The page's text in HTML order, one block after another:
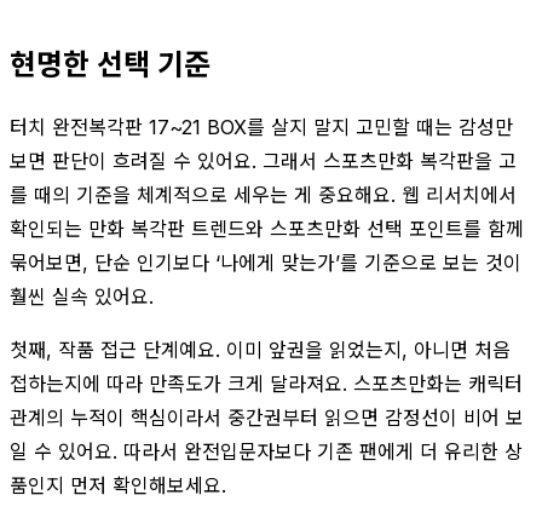
현명한 선택 기준
터치 완전복각판 17~21 BOX를 살지 말지 고민할 때는 감성만
보면 판단이 흐려질 수 있어요. 그래서 스포츠만화 복각판을 고
를 때의 기준을 체계적으로 세우는 게 중요해요. 웹 리서치에서
확인되는 만화 복각판 트렌드와 스포츠만화 선택 포인트를 함께
묶어보면, 단순 인기보다 ‘나에게 맞는가’를 기준으로 보는 것이
훨씬 실속 있어요.
첫째, 작품 접근 단계예요. 이미 앞권을 읽었는지, 아니면 처음
접하는지에 따라 만족도가 크게 달라져요. 스포츠만화는 캐릭터
관계의 누적이 핵심이라서 중간권부터 읽으면 감정선이 비어 보
일 수 있어요. 따라서 완전입문자보다 기존 팬에게 더 유리한 상
품인지 먼저 확인해보세요.